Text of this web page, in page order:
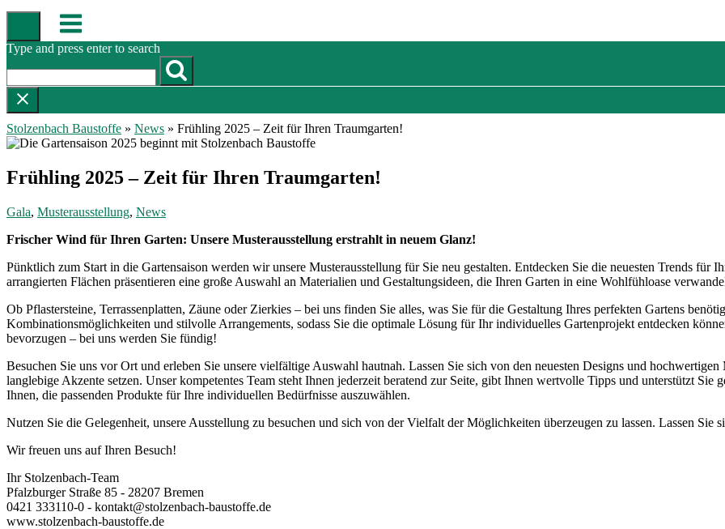
Skip
content
Menu
Type and press enter to search
Stolzenbach Baustoffe » News » Frühling 2025 – Zeit für Ihren Traumgarten!
Frühling 2025 – Zeit für Ihren Traumgarten!
Gala, Musterausstellung, News
Frischer Wind für Ihren Garten: Unsere Musterausstellung erstrahlt in neuem Glanz!
Pünktlich zum Start in die Gartensaison werden wir unsere Musterausstellung für Sie neu gestalten. Entdecken Sie die neuesten Trends für
arrangierten Flächen präsentieren eine große Auswahl an Materialien und Gestaltungsideen, die Ihren Garten in eine Wohlfühloase
Ob Pflastersteine, Terrassenplatten, Zäune oder Zierkies – bei uns finden Sie alles, was Sie für die Gestaltung Ihres perfekten Gartens
Kombinationsmöglichkeiten und stilvolle Arrangements, sodass Sie die optimale Lösung für Ihr individuelles Gartenprojekt entdecken
bevorzugen – bei uns werden Sie fündig!
Besuchen Sie uns vor Ort und erleben Sie unsere vielfältige Auswahl hautnah. Lassen Sie sich von den neuesten Designs und
langlebige Akzente setzen. Unser kompetentes Team steht Ihnen jederzeit beratend zur Seite, gibt Ihnen wertvolle Tipps und unterstützt
Ihnen, die passenden Produkte für Ihre individuellen Bedürfnisse auszuwählen.
Nutzen Sie die Gelegenheit, unsere Ausstellung zu besuchen und sich von der Vielfalt der Möglichkeiten überzeugen zu lassen. Lassen
Wir freuen uns auf Ihren Besuch!
Ihr Stolzenbach-Team
Pfalzburger Straße 85 - 28207 Bremen
0421 333110-0 - kontakt@stolzenbach-baustoffe.de
www.stolzenbach-baustoffe.de